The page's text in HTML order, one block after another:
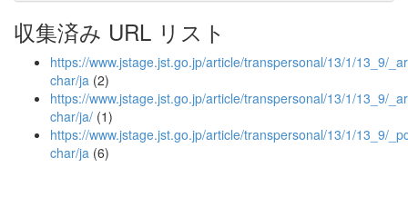
収集済み URL リスト
https://www.jstage.jst.go.jp/article/transpersonal/13/1/13_9/
char/ja (2)
https://www.jstage.jst.go.jp/article/transpersonal/13/1/13_9/
char/ja/ (1)
https://www.jstage.jst.go.jp/article/transpersonal/13/1/13_9/
char/ja (6)